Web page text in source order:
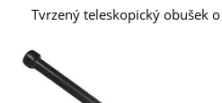
Tvrzený teleskopický obušek